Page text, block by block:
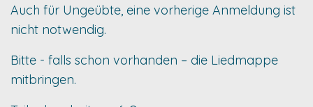
Auch für Ungeübte, eine vorherige Anmeldung ist
nicht notwendig.
Bitte - falls schon vorhanden – die Liedmappe
mitbringen.